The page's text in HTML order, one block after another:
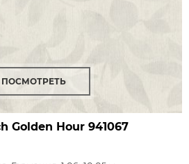
ПОСМОТРЕТЬ
Golden Hour 941067